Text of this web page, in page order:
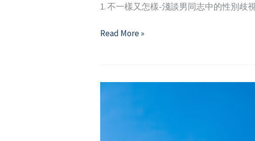
1. 不一樣又怎樣-淺談男同志中的性別
2022
精
Read More »